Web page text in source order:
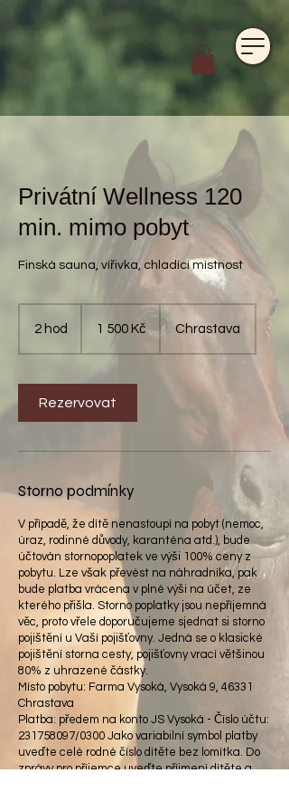
Privátní Wellness 120
min. mimo pobyt
Finská sauna, vířivka, chladící místnost
2 hod
d
1 500 Kč Chrastava
Rezervovat
Storno podmínky
V případě, že dítě nenastoupí na pobyt (nemoc,
úraz, rodinné důvody, karanténa atd.), bude
účtován stornopoplatek ve výši 100% ceny z
pobytu. Lze však převést na náhradníka, pak
bude platba vrácena v plné výši na účet, ze
kterého přišla. Storno poplatky jsou nepříjemná
věc, proto vřele doporučujeme sjednat si storno
pojištění u Vaší pojišťovny. Jedná se o klasické
pojištění storna cesty, pojišťovny vrací většinou
80% z uhrazené částky.
Místo pobytu: Farma Vysoká, Vysoká 9, 46331
Chrastava
Platba: předem na konto JS Vysoká - Číslo účtu:
231758097/0300 Jako variabilní symbol platby
uveďte celé rodné číslo dítěte bez lomítka. Do
zprávy pro příjemce uveďte příjmení dítěte a